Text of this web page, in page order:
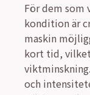
För dem
kondition är
maskin
kort tid,
och